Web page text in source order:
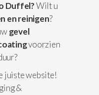
Duffel?Wilt u
en reinigen?
gevel
voorzien
juiste website!
&